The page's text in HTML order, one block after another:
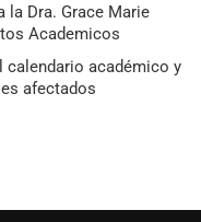
la Dra. Grace Marie
Academicos
calendario académico y
afectados